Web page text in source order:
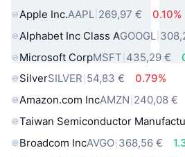
Apple Inc.AAPL 269,97 €
0.10%
Alphabet Inc Class AGOOGL
Microsoft CorpMSFT 435,29 €
SilverSILVER 54,83 €
0.79%
Amazon.com IncAMZN 240,08 €
Taiwan Semiconductor
Broadcom IncAVGO 368,56 €